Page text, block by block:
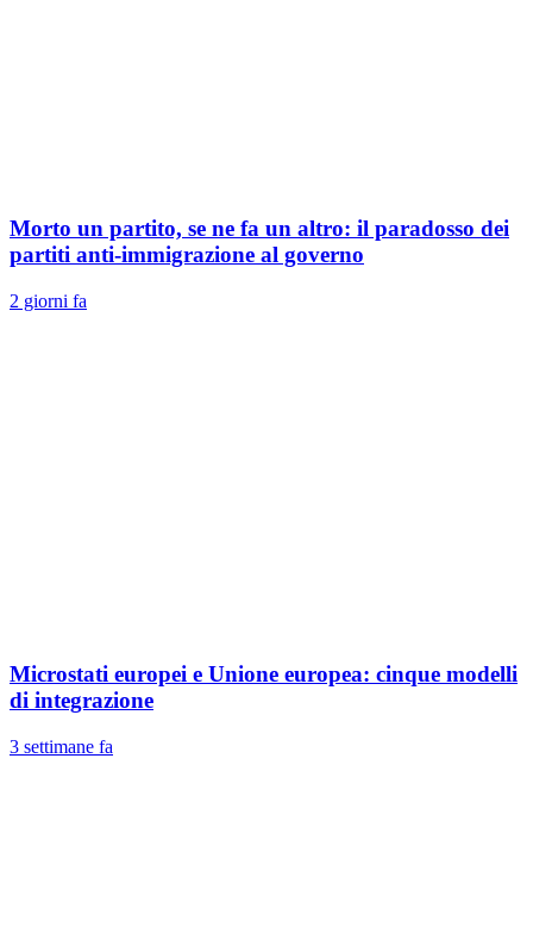
Morto un partito, se ne fa un altro: il paradosso dei
partiti anti-immigrazione al governo
2 giorni fa
Microstati europei e Unione europea: cinque modelli
di integrazione
3 settimane fa